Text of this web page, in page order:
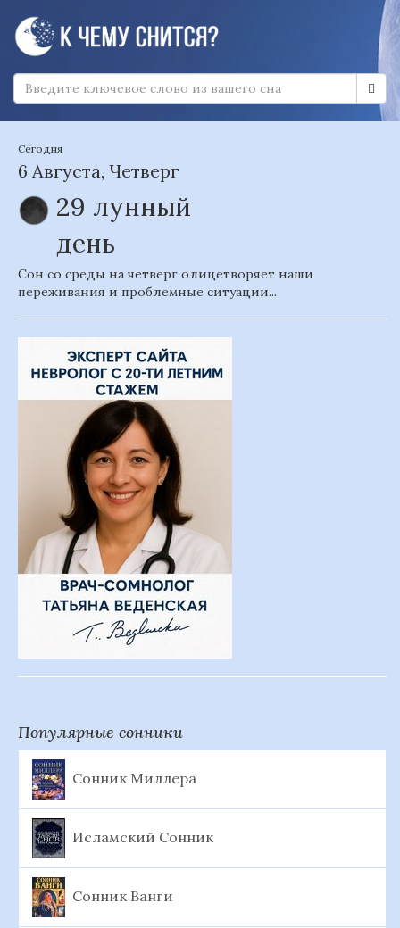
Сегодня
6 Августа, Четверг
29 лунный
день
Сон со среды на четверг олицетворяет наши
переживания и проблемные ситуации...
Популярные сонники
Сонник Миллера
Исламский Сонник
Сонник Ванги